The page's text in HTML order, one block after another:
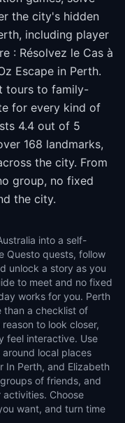
the city's hidden
including player
: Résolvez le Cas à
Escape in Perth.
tours to family-
for every kind of
4.4 out of 5
168 landmarks,
the city. From
group, no fixed
the city.
into a self-
Questo quests, follow
unlock a story as you
to meet and no fixed
works for you. Perth
than a checklist of
to look closer,
feel interactive. Use
local places
In Perth, and Elizabeth
of friends, and
Choose
want, and turn time